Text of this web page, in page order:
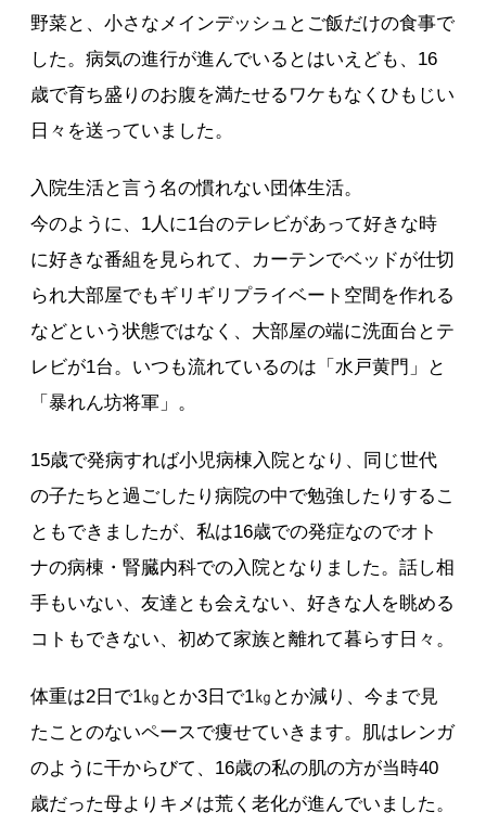
野菜と、小さなメインデッシュとご飯だけの食事で
した。病気の進行が進んでいるとはいえども、16
歳で育ち盛りのお腹を満たせるワケもなくひもじい
日々を送っていました。
入院生活と言う名の慣れない団体生活。
今のように、1人に1台のテレビがあって好きな時
に好きな番組を見られて、カーテンでベッドが仕切
られ大部屋でもギリギリプライベート空間を作れる
などという状態ではなく、大部屋の端に洗面台とテ
レビが1台。いつも流れているのは「水戸黄門」と
「暴れん坊将軍」。
15歳で発病すれば小児病棟入院となり、同じ世代
の子たちと過ごしたり病院の中で勉強したりするこ
ともできましたが、私は16歳での発症なのでオト
ナの病棟・腎臓内科での入院となりました。話し相
手もいない、友達とも会えない、好きな人を眺める
コトもできない、初めて家族と離れて暮らす日々。
体重は2日で1㎏とか3日で1㎏とか減り、今まで見
たことのないペースで痩せていきます。肌はレンガ
のように干からびて、16歳の私の肌の方が当時40
歳だった母よりキメは荒く老化が進んでいました。